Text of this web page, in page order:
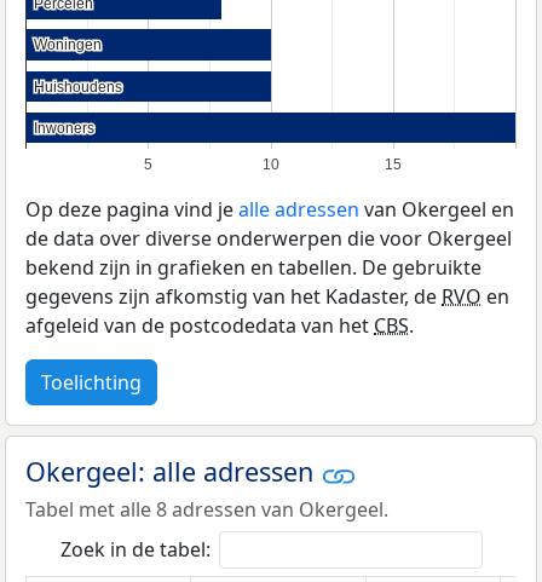
5 10 15
Percelen
Percelen
Woningen
Woningen
Huishoudens
Huishoudens
Inwoners
Inwoners
Op deze pagina vind jealle adressen van Okergeel en
de data over diverse onderwerpen die voor Okergeel
bekend zijn in grafieken en tabellen. De gebruikte
gegevens zijn afkomstig van het Kadaster, deRVO en
afgeleid van de postcodedata van hetCBS.
Toelichting
Okergeel: alle adressen
Tabel met alle 8 adressen van Okergeel.
Zoek in de tabel: